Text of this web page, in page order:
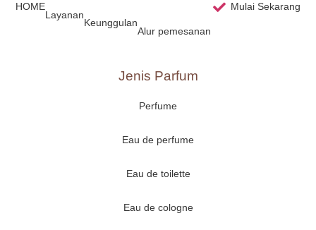
HOME
Layanan
Keunggulan
Alur pemesanan
Mulai Sekarang
Jenis Parfum
Perfume
Eau de perfume
Eau de toilette
Eau de cologne